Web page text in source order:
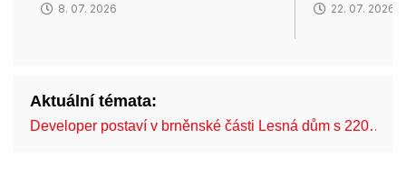
8. 07. 2026 22. 07. 2026
Aktuální témata:
Developer postaví v brněnské části Lesná dům s 220…